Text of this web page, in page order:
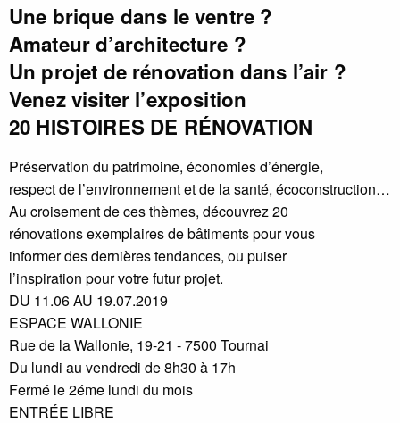
Une brique dans le ventre ?
Amateur d’architecture ?
Un projet de rénovation dans l’air ?
Venez visiter l’exposition
20 HISTOIRES DE RÉNOVATION
Préservation du patrimoine, économies d’énergie,
respect de l’environnement et de la santé, écoconstruction…
Au croisement de ces thèmes, découvrez 20
rénovations exemplaires de bâtiments pour vous
informer des dernières tendances, ou puiser
l’inspiration pour votre futur projet.
DU 11.06 AU 19.07.2019
ESPACE WALLONIE
Rue de la Wallonie, 19-21 - 7500 Tournai
Du lundi au vendredi de 8h30 à 17h
Fermé le 2éme lundi du mois
ENTRÉE LIBRE